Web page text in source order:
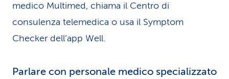
medico Multimed, chiama il Centro di
consulenza telemedica o usa il Symptom
Checker dell’app Well.
Parlare con personale medico specializzato